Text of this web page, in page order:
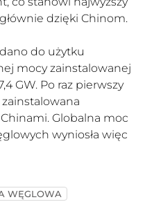
dzięki Chinom.
do użytku
mocy zainstalowanej
GW. Po raz pierwszy
zainstalowana
Globalna moc
wyniosła więc
WĘGLOWA